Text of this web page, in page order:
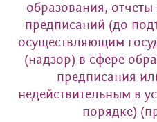
образования,
предписаний (до
осуществляющим
(надзор) в сфере
предписания
недействительным в
порядке)